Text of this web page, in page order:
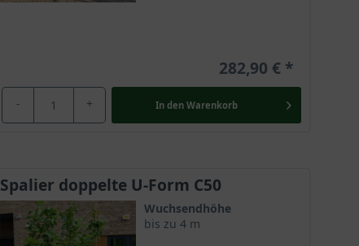
282,90 €
- + In den Warenkorb
Spalier doppelte U-Form C50
Wuchsendhöhe
bis zu 4 m